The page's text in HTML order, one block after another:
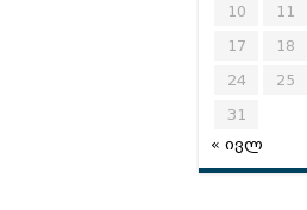
10
11
17
18
24
25
31
« ივლ